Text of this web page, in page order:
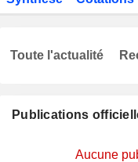
Publications
Aucune
Toute l'actualité